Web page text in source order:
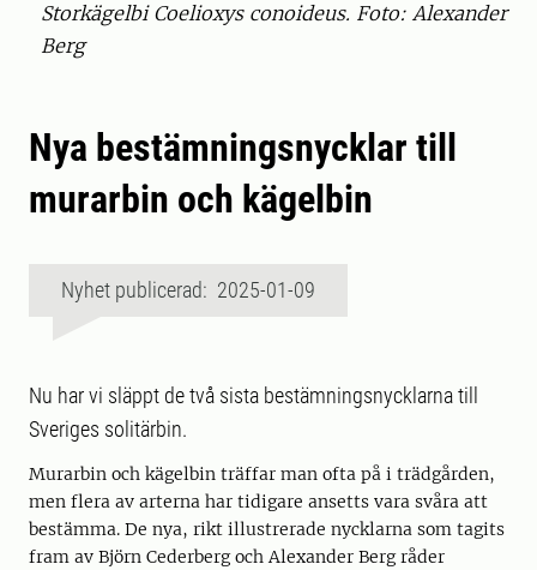
Storkägelbi Coelioxys conoideus. Foto: Alexander
Berg
Nya bestämningsnycklar till
murarbin och kägelbin
Nyhet publicerad: 2025-01-09
Nu har vi släppt de två sista bestämningsnycklarna till
Sveriges solitärbin.
Murarbin och kägelbin träffar man ofta på i trädgården,
men flera av arterna har tidigare ansetts vara svåra att
bestämma. De nya, rikt illustrerade nycklarna som tagits
fram av Björn Cederberg och Alexander Berg råder